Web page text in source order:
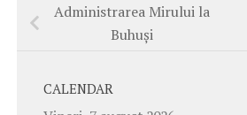
Administrarea Mirului la
Buhuși
CALENDAR